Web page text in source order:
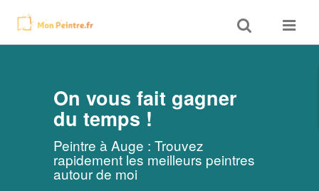
Toggle
search
Toggle
On vous fait gagner
du temps !
Peintre à Auge : Trouvez
rapidement les meilleurs peintres
autour de moi